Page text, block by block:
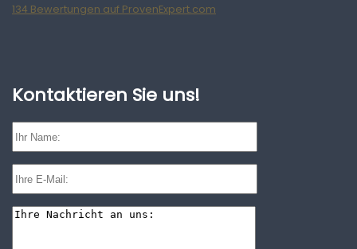
134 Bewertungen auf ProvenExpert.com
Kontaktieren Sie uns!